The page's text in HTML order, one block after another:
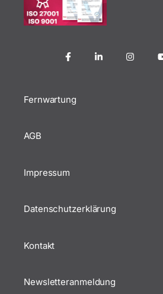
Fernwartung
AGB
Impressum
Datenschutzerklärung
Kontakt
Newsletteranmeldung